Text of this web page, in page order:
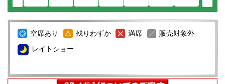
4DX作品の効果について
『ScreenX with ADMIXシアター』2025年12月11日(木) グ
ランドオープンのお知らせ
映画館のマナーについて
【重要】ＵＳシネマつくばから「お支払いについて」のお
空席あり 残りわずか 満席
販売対象外
レイトショー